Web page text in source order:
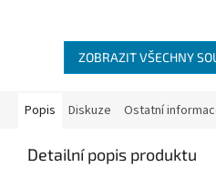
ZOBRAZIT VŠECHNY
Popis Diskuze Ostatní
Detailní popis produktu